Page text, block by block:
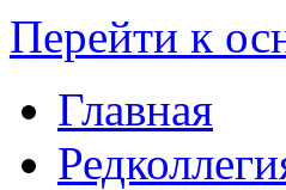
Перейти к
Главная